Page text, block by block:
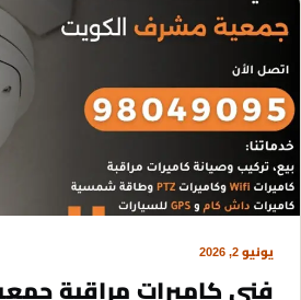
يونيو 2, 2026
فني كاميرات مراقبة